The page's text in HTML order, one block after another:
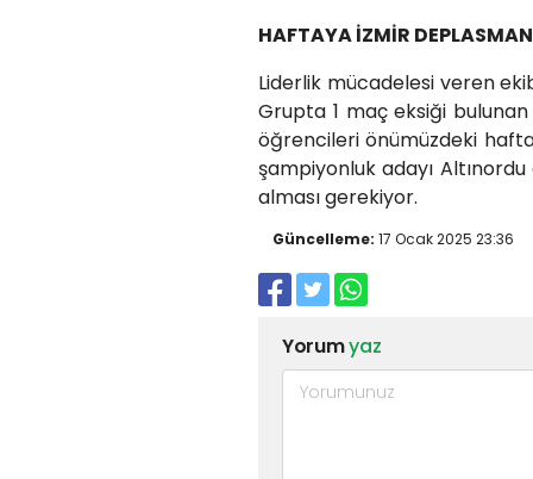
HAFTAYA İZMİR
Liderlik mücadelesi veren
Grupta 1 maç eksiği
öğrencileri önümüzdeki
şampiyonluk adayı
alması gerekiyor.
Güncelleme: 17 Ocak 2025 23:36
Yorumyaz